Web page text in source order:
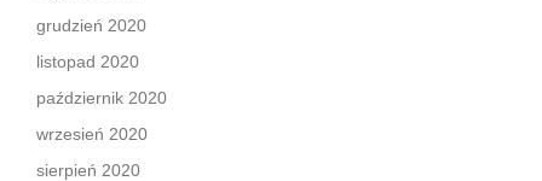
grudzień 2020
listopad 2020
październik 2020
wrzesień 2020
sierpień 2020